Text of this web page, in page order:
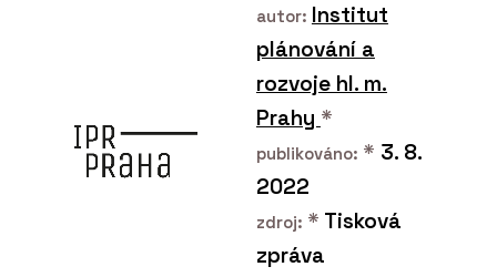
PRODUKTY
Překližka hevea - Plygroup
autor: Institut
plánování a
rozvoje hl. m.
Prahy *
publikováno: * 3. 8.
2022
zdroj: * Tisková
zpráva